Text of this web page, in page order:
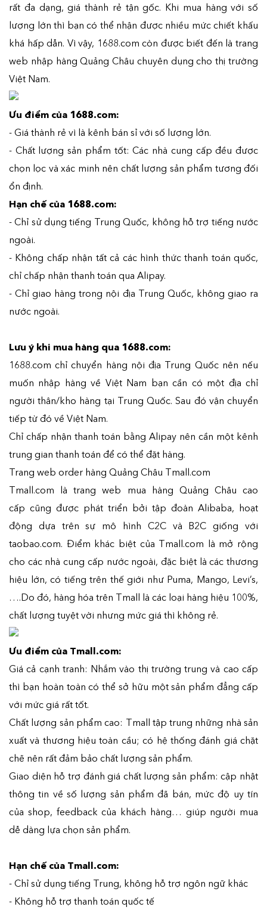
rất đa dạng, giá thành rẻ tận gốc. Khi mua hàng với số
lượng lớn thì bạn có thể nhận được nhiều mức chiết khấu
khá hấp dẫn. Vì vậy, 1688.com còn được biết đến là trang
web nhập hàng Quảng Châu chuyên dụng cho thị trường
Việt Nam.
Ưu điểm của 1688.com:
- Giá thành rẻ vì là kênh bán sỉ với số lượng lớn.
- Chất lượng sản phẩm tốt: Các nhà cung cấp đều được
chọn lọc và xác minh nên chất lượng sản phẩm tương đối
ổn định.
Hạn chế của 1688.com:
- Chỉ sử dụng tiếng Trung Quốc, không hỗ trợ tiếng nước
ngoài.
- Không chấp nhận tất cả các hình thức thanh toán quốc,
chỉ chấp nhận thanh toán qua Alipay.
- Chỉ giao hàng trong nội địa Trung Quốc, không giao ra
nước ngoài.
Lưu ý khi mua hàng qua 1688.com:
1688.com chỉ chuyển hàng nội địa Trung Quốc nên nếu
muốn nhập hàng về Việt Nam bạn cần có một địa chỉ
người thân/kho hàng tại Trung Quốc. Sau đó vận chuyển
tiếp từ đó về Việt Nam.
Chỉ chấp nhận thanh toán bằng Alipay nên cần một kênh
trung gian thanh toán để có thể đặt hàng.
Trang web order hàng Quảng Châu Tmall.com
Tmall.com là trang web mua hàng Quảng Châu cao
cấp cũng được phát triển bởi tập đoàn Alibaba, hoạt
động dựa trên sự mô hình C2C và B2C giống với
taobao.com. Điểm khác biệt của Tmall.com là mở rộng
cho các nhà cung cấp nước ngoài, đặc biệt là các thương
hiệu lớn, có tiếng trên thế giới như Puma, Mango, Levi’s,
….Do đó, hàng hóa trên Tmall là các loại hàng hiệu 100%,
chất lượng tuyệt vời nhưng mức giá thì không rẻ.
Ưu điểm của Tmall.com:
Giá cả cạnh tranh: Nhắm vào thị trường trung và cao cấp
thì bạn hoàn toàn có thể sở hữu một sản phẩm đẳng cấp
với mức giá rất tốt.
Chất lượng sản phẩm cao: Tmall tập trung những nhà sản
xuất và thương hiệu toàn cầu; có hệ thống đánh giá chặt
chẽ nên rất đảm bảo chất lượng sản phẩm.
Giao diện hỗ trợ đánh giá chất lượng sản phẩm: cập nhật
thông tin về số lượng sản phẩm đã bán, mức độ uy tín
của shop, feedback của khách hàng… giúp người mua
dễ dàng lựa chọn sản phẩm.
Hạn chế của Tmall.com:
- Chỉ sử dụng tiếng Trung, không hỗ trợ ngôn ngữ khác
- Không hỗ trợ thanh toán quốc tế